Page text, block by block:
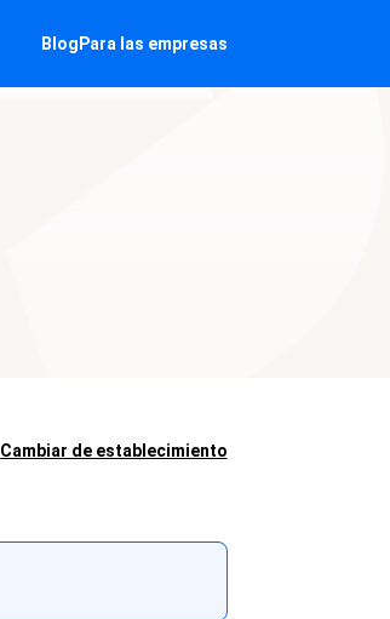
Blog Para las empresas
Cambiar de establecimiento